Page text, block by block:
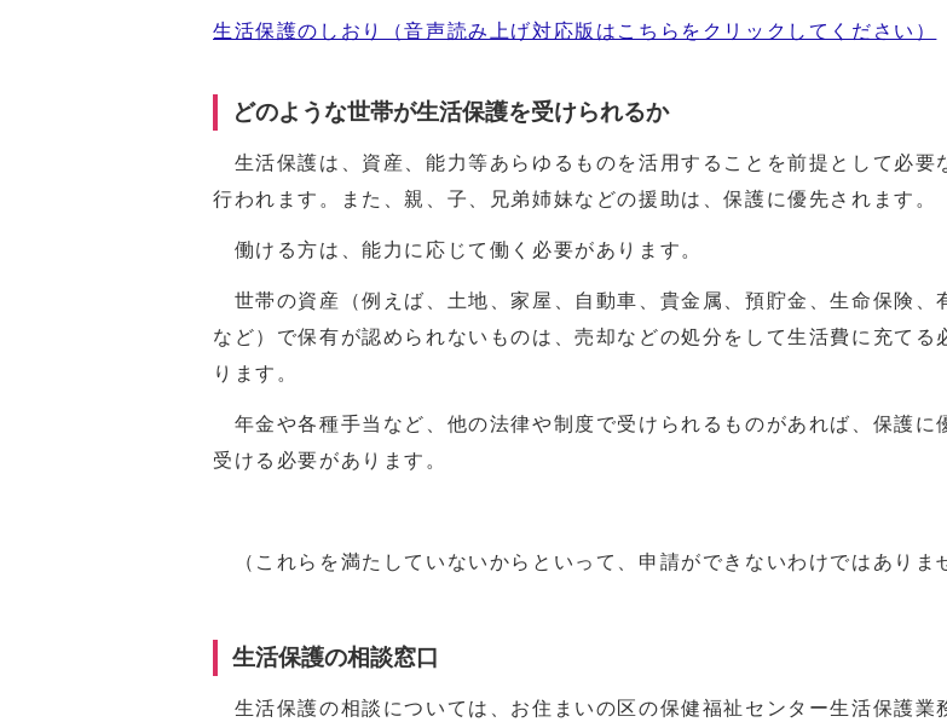
生活保護のしおり（音声読み上げ対応版はこちらをクリックしてください）
どのような世帯が生活保護を受けられるか
生活保護は、資産、能力等あらゆるものを活用することを前提として必要
行われます。また、親、子、兄弟姉妹などの援助は、保護に優先されます。
働ける方は、能力に応じて働く必要があります。
世帯の資産（例えば、土地、家屋、自動車、貴金属、預貯金、生命保険、
など）で保有が認められないものは、売却などの処分をして生活費に充てる
ります。
年金や各種手当など、他の法律や制度で受けられるものがあれば、保護に
受ける必要があります。
（これらを満たしていないからといって、申請ができないわけではありま
生活保護の相談窓口
生活保護の相談については、お住まいの区の保健福祉センター生活保護業